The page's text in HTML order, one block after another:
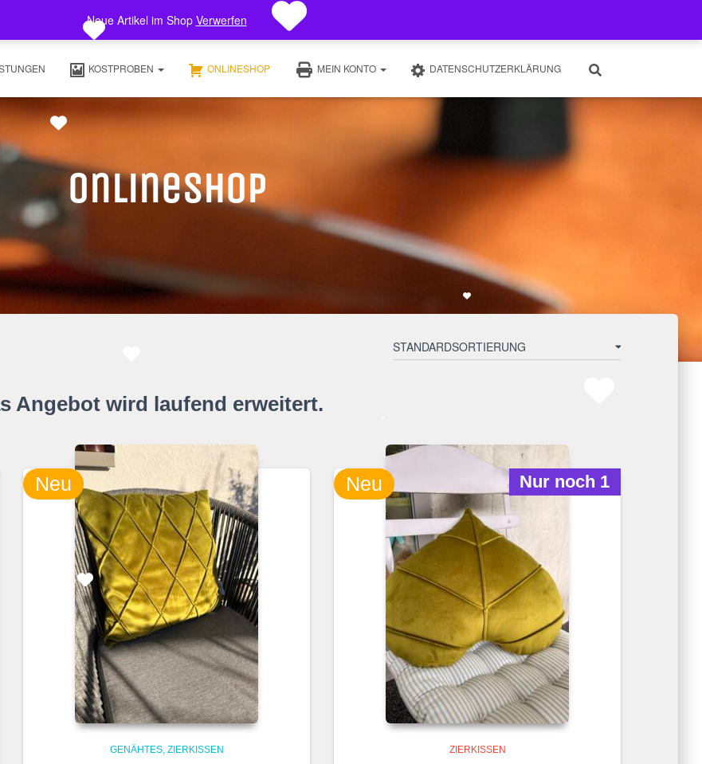
Neue Artikel im Shop Verwerfen
KOSTPROBEN ONLINESHOP MEIN KONTO DATENSCHUTZERKLÄRUNG
Onlineshop
Angebot wird laufend erweitert.
Neu
GENÄHTES ZIERKISSEN
Neu Nur noch 1
ZIERKISSEN